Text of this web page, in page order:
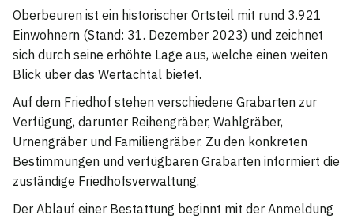
Oberbeuren ist ein historischer Ortsteil mit rund 3.921
Einwohnern (Stand: 31. Dezember 2023) und zeichnet
sich durch seine erhöhte Lage aus, welche einen weiten
Blick über das Wertachtal bietet.
Auf dem Friedhof stehen verschiedene Grabarten zur
Verfügung, darunter Reihengräber, Wahlgräber,
Urnengräber und Familiengräber. Zu den konkreten
Bestimmungen und verfügbaren Grabarten informiert die
zuständige Friedhofsverwaltung.
Der Ablauf einer Bestattung beginnt mit der Anmeldung